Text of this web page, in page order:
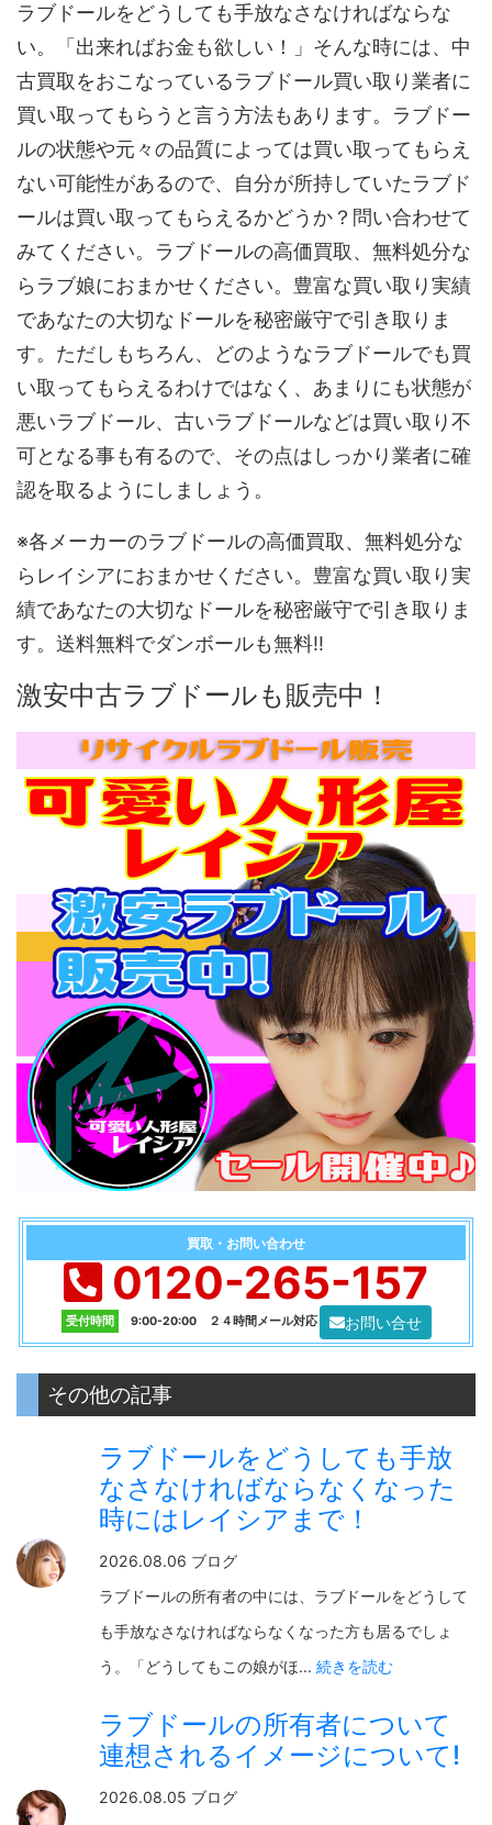
ラブドールをどうしても手放なさなければならな
い。「出来ればお金も欲しい！」そんな時には、中
古買取をおこなっているラブドール買い取り業者に
買い取ってもらうと言う方法もあります。ラブドー
ルの状態や元々の品質によっては買い取ってもらえ
ない可能性があるので、自分が所持していたラブド
ールは買い取ってもらえるかどうか？問い合わせて
みてください。ラブドールの高価買取、無料処分な
らラブ娘におまかせください。豊富な買い取り実績
であなたの大切なドールを秘密厳守で引き取りま
す。ただしもちろん、どのようなラブドールでも買
い取ってもらえるわけではなく、あまりにも状態が
悪いラブドール、古いラブドールなどは買い取り不
可となる事も有るので、その点はしっかり業者に確
認を取るようにしましょう。
※各メーカーのラブドールの高価買取、無料処分な
らレイシアにおまかせください。豊富な買い取り実
績であなたの大切なドールを秘密厳守で引き取りま
す。送料無料でダンボールも無料!!
激安中古ラブドールも販売中！
買取・お問い合わせ
0120-265-157
受付時間 9:00-20:00 ２４時間メール対応 お問い合せ
その他の記事
ラブドールをどうしても手放
なさなければならなくなった
時にはレイシアまで！
2026.08.06 ブログ
ラブドールの所有者の中には、ラブドールをどうして
も手放なさなければならなくなった方も居るでしょ
う。「どうしてもこの娘がほ... 続きを読む
ラブドールの所有者について
連想されるイメージについて!
2026.08.05 ブログ